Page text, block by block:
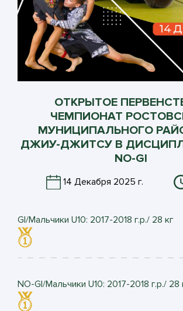
ОТКРЫТОЕ
ЧЕМПИОНАТ
МУНИЦИПАЛЬНОГО
ДЖИУ-ДЖИТСУ В
NO-GI
14 Декабря 2025 г.
GI/Мальчики U10: 2017-2018 г.р./ 28 кг
NO-GI/Мальчики U10: 2017-2018 г.р./ 28